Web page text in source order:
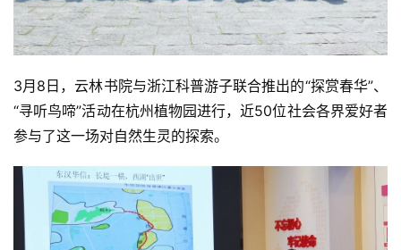
纪
录
佛
教
艺
术
政
策
法
3月8日，云林书院与浙江科普游子联合推出的“探赏春华”、
“寻听鸟啼”活动在杭州植物园进行，近50位社会各界爱好者
参与了这一场对自然生灵的探索。